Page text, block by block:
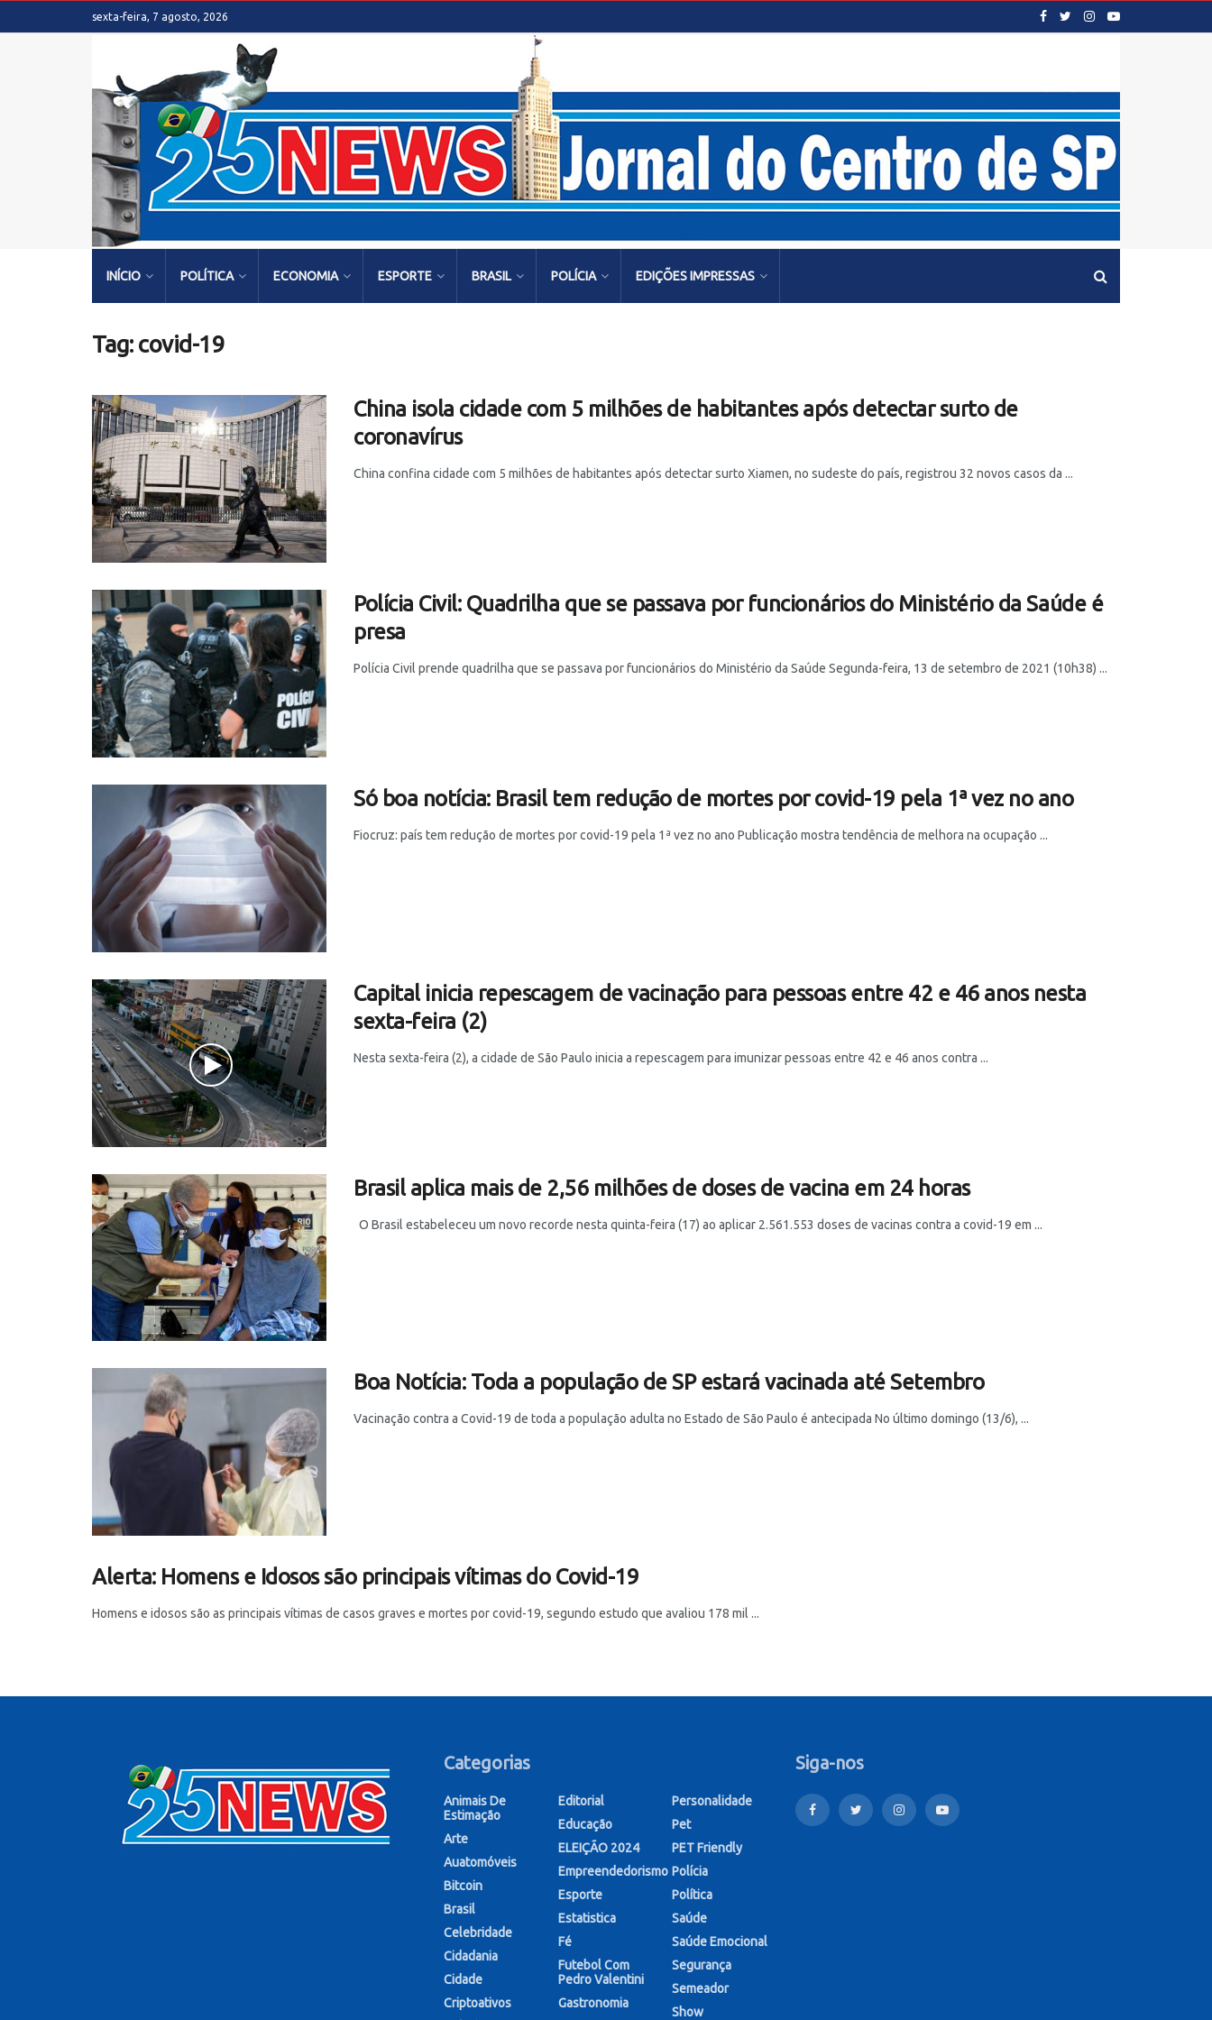
sexta-feira, 7 agosto, 2026
INÍCIO POLÍTICA ECONOMIA ESPORTE BRASIL POLÍCIA EDIÇÕES IMPRESSAS
Tag: covid-19
China isola cidade com 5 milhões de habitantes após detectar surto de
coronavírus
China confina cidade com 5 milhões de habitantes após detectar surto Xiamen, no sudeste do país, registrou 32 novos casos da ...
Polícia Civil: Quadrilha que se passava por funcionários do Ministério da Saúde é
presa
Polícia Civil prende quadrilha que se passava por funcionários do Ministério da Saúde Segunda-feira, 13 de setembro de 2021 (10h38) ...
Só boa notícia: Brasil tem redução de mortes por covid-19 pela 1ª vez no ano
Fiocruz: país tem redução de mortes por covid-19 pela 1ª vez no ano Publicação mostra tendência de melhora na ocupação ...
Capital inicia repescagem de vacinação para pessoas entre 42 e 46 anos nesta
sexta-feira (2)
Nesta sexta-feira (2), a cidade de São Paulo inicia a repescagem para imunizar pessoas entre 42 e 46 anos contra ...
Brasil aplica mais de 2,56 milhões de doses de vacina em 24 horas
O Brasil estabeleceu um novo recorde nesta quinta-feira (17) ao aplicar 2.561.553 doses de vacinas contra a covid-19 em ...
Boa Notícia: Toda a população de SP estará vacinada até Setembro
Vacinação contra a Covid-19 de toda a população adulta no Estado de São Paulo é antecipada No último domingo (13/6), ...
Alerta: Homens e Idosos são principais vítimas do Covid-19
Homens e idosos são as principais vítimas de casos graves e mortes por covid-19, segundo estudo que avaliou 178 mil ...
Categorias
Animais De
Estimação
Arte
Auatomóveis
Bitcoin
Brasil
Celebridade
Cidadania
Cidade
Criptoativos
Editorial
Educação
ELEIÇÃO 2024
Empreendedorismo
Esporte
Estatistica
Fé
Futebol Com
Pedro Valentini
Gastronomia
Personalidade
Pet
PET Friendly
Polícia
Política
Saúde
Saúde Emocional
Segurança
Semeador
Show
Siga-nos